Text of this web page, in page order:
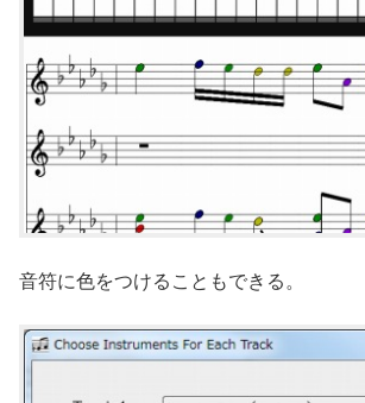
音符に色をつけることもできる。